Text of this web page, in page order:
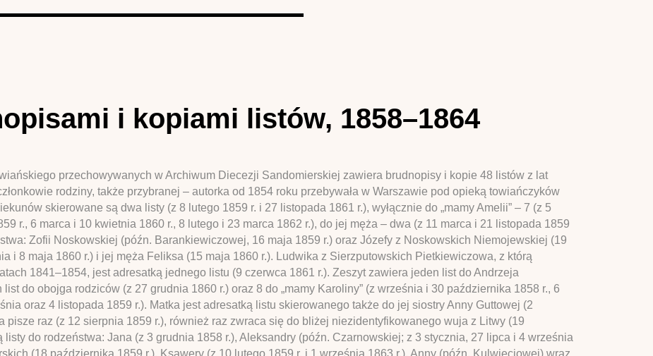
i kopiami listów, 1858–1864
przechowywanych w Archiwum Diecezji Sandomierskiej zawiera brudnopisy i kopie 48 listów z lat
rodziny, także przybranej – autorka od 1854 roku przebywała w Warszawie pod opieką towiańczyków
skierowane są dwa listy (z 8 lutego 1859 r. i 27 listopada 1861 r.), wyłącznie do „mamy Amelii” – 7 (z 5
r., 6 marca i 10 kwietnia 1860 r., 8 lutego i 23 marca 1862 r.), do jej męża – dwa (z 11 marca i 21 listopada 1859
Zofii Noskowskiej (późn. Barankiewiczowej, 16 maja 1859 r.) oraz Józefy z Noskowskich Niemojewskiej (19
i 8 maja 1860 r.) i jej męża Feliksa (15 maja 1860 r.). Ludwika z Sierzputowskich Pietkiewiczowa, z którą
1841–1854, jest adresatką jednego listu (9 czerwca 1861 r.). Zeszyt zawiera jeden list do Andrzeja
do obojga rodziców (z 27 grudnia 1860 r.) oraz 8 do „mamy Karoliny” (z września i 30 października 1858 r., 6
oraz 4 listopada 1859 r.). Matka jest adresatką listu skierowanego także do jej siostry Anny Guttowej (2
pisze raz (z 12 sierpnia 1859 r.), również raz zwraca się do bliżej niezidentyfikowanego wuja z Litwy (19
do rodzeństwa: Jana (z 3 grudnia 1858 r.), Aleksandry (późn. Czarnowskiej; z 3 stycznia, 27 lipca i 4 września
(18 października 1859 r.), Ksawery (z 10 lutego 1859 r. i 1 września 1863 r.), Anny (późn. Kulwieciowej) wraz